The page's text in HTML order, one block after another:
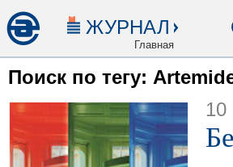
ЖУРНАЛ
Главная
Поиск по тегу:
10